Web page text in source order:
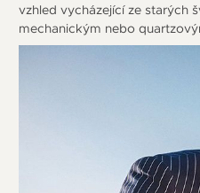
vzhled vycházející ze starých
mechanickým nebo